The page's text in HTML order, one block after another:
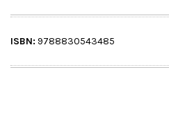
ISBN: 9788830543485